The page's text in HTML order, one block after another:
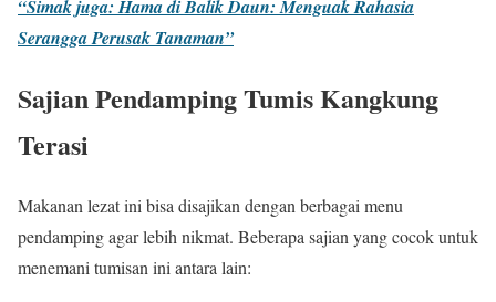
“Simak juga: Hama di Balik Daun: Menguak Rahasia
Serangga Perusak Tanaman”
Sajian Pendamping Tumis Kangkung
Terasi
Makanan lezat ini bisa disajikan dengan berbagai menu
pendamping agar lebih nikmat. Beberapa sajian yang cocok untuk
menemani tumisan ini antara lain: